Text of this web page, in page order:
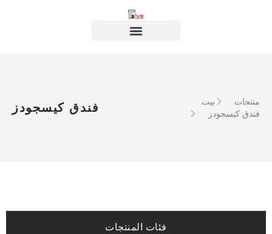
فندق كيسجودز بيت
منتجات
فندق كيسجودز
فئات المنتجات